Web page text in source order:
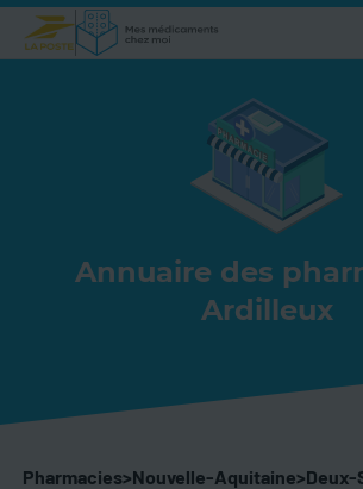
Annuaire des
Ardilleux
Pharmacies>Nouvelle-Aquitaine>Deux-